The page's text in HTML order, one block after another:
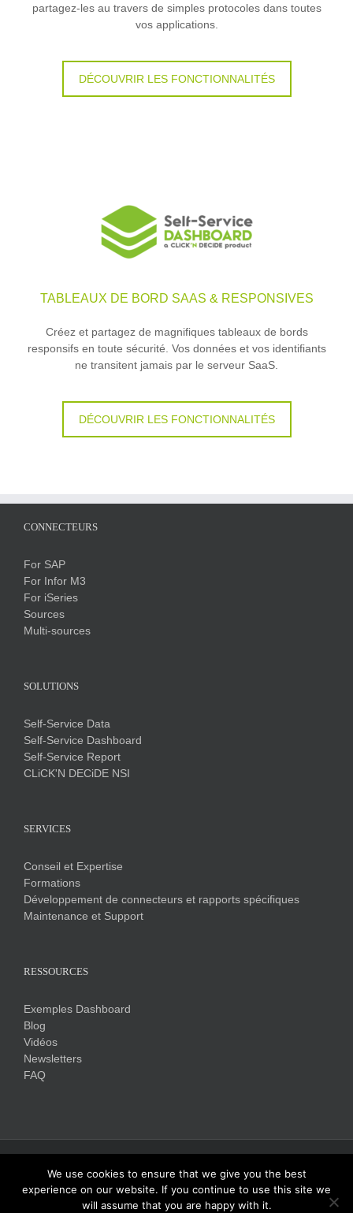
partagez-les au travers de simples protocoles dans toutes
vos applications.
DÉCOUVRIR LES FONCTIONNALITÉS
TABLEAUX DE BORD SAAS & RESPONSIVES
Créez et partagez de magnifiques tableaux de bords
responsifs en toute sécurité. Vos données et vos identifiants
ne transitent jamais par le serveur SaaS.
DÉCOUVRIR LES FONCTIONNALITÉS
CONNECTEURS
For SAP
For Infor M3
For iSeries
Sources
Multi-sources
SOLUTIONS
Self-Service Data
Self-Service Dashboard
Self-Service Report
CLiCK'N DECiDE NSI
SERVICES
Conseil et Expertise
Formations
Développement de connecteurs et rapports spécifiques
Maintenance et Support
RESSOURCES
Exemples Dashboard
Blog
Vidéos
Newsletters
FAQ
LinkedinTwitterFacebook
We use cookies to ensure that we give you the best
experience on our website. If you continue to use this site we
will assume that you are happy with it.